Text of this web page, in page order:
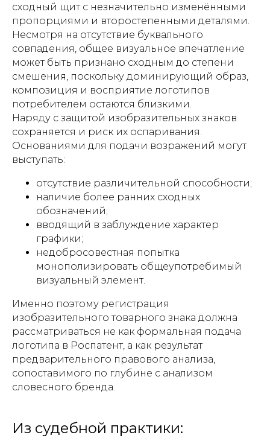
сходный щит с незначительно изменёнными
пропорциями и второстепенными деталями.
Несмотря на отсутствие буквального
совпадения, общее визуальное впечатление
может быть признано сходным до степени
смешения, поскольку доминирующий образ,
композиция и восприятие логотипов
потребителем остаются близкими.
Наряду с защитой изобразительных знаков
сохраняется и риск их оспаривания.
Основаниями для подачи возражений могут
выступать:
отсутствие различительной способности;
наличие более ранних сходных
обозначений;
вводящий в заблуждение характер
графики;
недобросовестная попытка
монополизировать общеупотребимый
визуальный элемент.
Именно поэтому регистрация
изобразительного товарного знака должна
рассматриваться не как формальная подача
логотипа в Роспатент, а как результат
предварительного правового анализа,
сопоставимого по глубине с анализом
словесного бренда.
Из судебной практики: